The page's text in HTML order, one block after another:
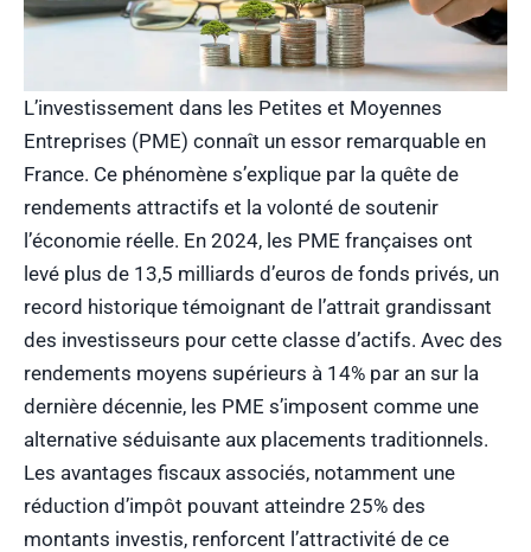
L’investissement dans les Petites et Moyennes
Entreprises (PME) connaît un essor remarquable en
France. Ce phénomène s’explique par la quête de
rendements attractifs et la volonté de soutenir
l’économie réelle. En 2024, les PME françaises ont
levé plus de 13,5 milliards d’euros de fonds privés, un
record historique témoignant de l’attrait grandissant
des investisseurs pour cette classe d’actifs. Avec des
rendements moyens supérieurs à 14% par an sur la
dernière décennie, les PME s’imposent comme une
alternative séduisante aux placements traditionnels.
Les avantages fiscaux associés, notamment une
réduction d’impôt pouvant atteindre 25% des
montants investis, renforcent l’attractivité de ce